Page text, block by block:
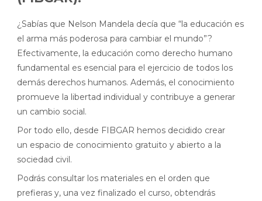
¿Sabías que Nelson Mandela decía que “la educación es
el arma más poderosa para cambiar el mundo”?
Efectivamente, la educación como derecho humano
fundamental es esencial para el ejercicio de todos los
demás derechos humanos. Además, el conocimiento
promueve la libertad individual y contribuye a generar
un cambio social.
Por todo ello, desde FIBGAR hemos decidido crear
un espacio de conocimiento gratuito y abierto a la
sociedad civil.
Podrás consultar los materiales en el orden que
prefieras y, una vez finalizado el curso, obtendrás